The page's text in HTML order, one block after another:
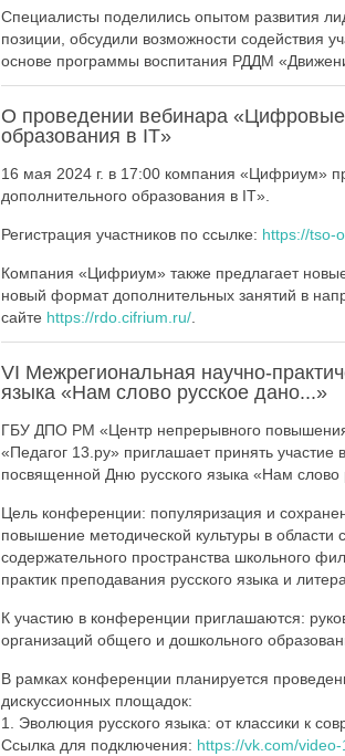
Специалисты поделились опытом развития
позиции, обсудили возможности содействия
основе программы воспитания РДДМ
О проведении вебинара «Цифровые
образования в IT»
16 мая 2024 г. в 17:00 компания «Цифриум»
дополнительного образования в IT».
Регистрация участников по ссылке: https://tso-
Компания «Цифриум» также предлагает
новый формат дополнительных занятий в
сайте https://rdo.cifrium.ru/.
VI Межрегиональная научно-
языка «Нам слово русское дано...»
ГБУ ДПО РМ «Центр непрерывного повышения
«Педагог 13.ру» приглашает принять
посвященной Дню русского языка «Нам слово
Цель конференции: популяризация и
повышение методической культуры в
содержательного пространства школьного
практик преподавания русского языка и
К участию в конференции приглашаются:
организаций общего и дошкольного
В рамках конференции планируется
дискуссионных площадок:
1. Эволюция русского языка: от классики к
Ссылка для подключения: https://vk.com/